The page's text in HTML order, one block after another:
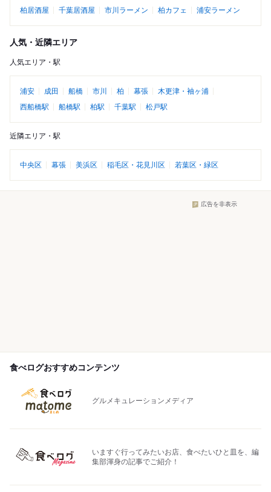
柏居酒屋
千葉居酒屋 市川ラーメン 柏カフェ 浦安ラーメン
人気・近隣エリア
人気エリア・駅
浦安 成田 船橋 市川 柏 幕張
木更津・袖ヶ浦
西船橋駅
船橋駅 柏駅 千葉駅 松戸駅
近隣エリア・駅
中央区 幕張 美浜区 稲毛区・花見川区 若葉区・緑区
広告を非表示
食べログおすすめコンテンツ
グルメキュレーションメディア
いますぐ行ってみたいお店、食べたいひと皿を、編
集部渾身の記事でご紹介！